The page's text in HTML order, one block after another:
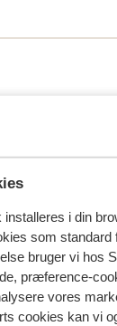
i din
som
bruger vi hos
præference-
vores
cookies kan vi
centrum